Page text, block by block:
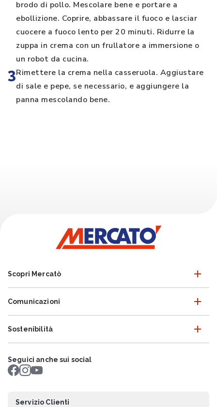
brodo di pollo. Mescolare bene e portare a
ebollizione. Coprire, abbassare il fuoco e lasciar
cuocere a fuoco lento per 20 minuti. Ridurre la
zuppa in crema con un frullatore a immersione o
un robot da cucina.
3Rimettere la crema nella casseruola. Aggiustare
di sale e pepe, se necessario, e aggiungere la
panna mescolando bene.
Scopri Mercatò
Comunicazioni
Sostenibilità
Seguici anche sui social
Servizio Clienti